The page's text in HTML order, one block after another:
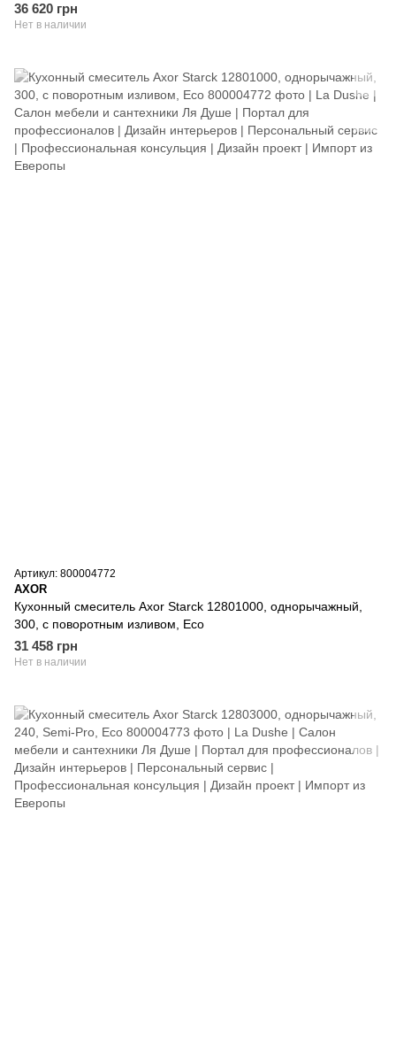
36 620 грн
Нет в наличии
Артикул: 800004772
AXOR
Кухонный смеситель Axor Starck 12801000, однорычажный,
300, с поворотным изливом, Eco
31 458 грн
Нет в наличии